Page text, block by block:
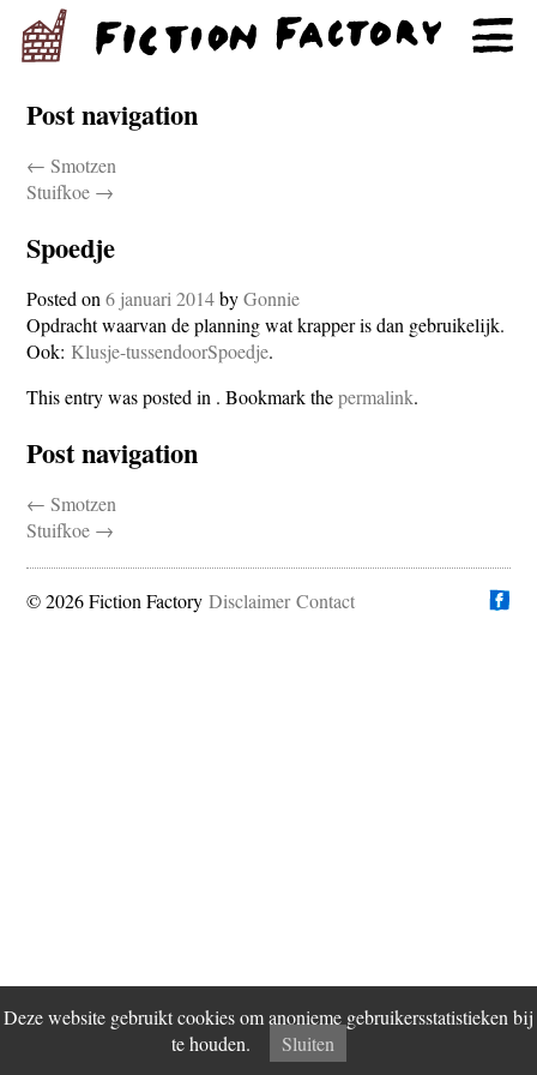
Deze website gebruikt cookies om anonieme gebruikersstatistieken bij
te houden.
Sluiten
Post navigation
← Smotzen
Stuifkoe →
Spoedje
Posted on6 januari 2014 byGonnie
Opdracht waarvan de planning wat krapper is dan gebruikelijk.
Ook: Klusje-tussendoorSpoedje.
This entry was posted in . Bookmark thepermalink.
Post navigation
← Smotzen
Stuifkoe →
© 2026 Fiction Factory Disclaimer Contact
Vind ons op